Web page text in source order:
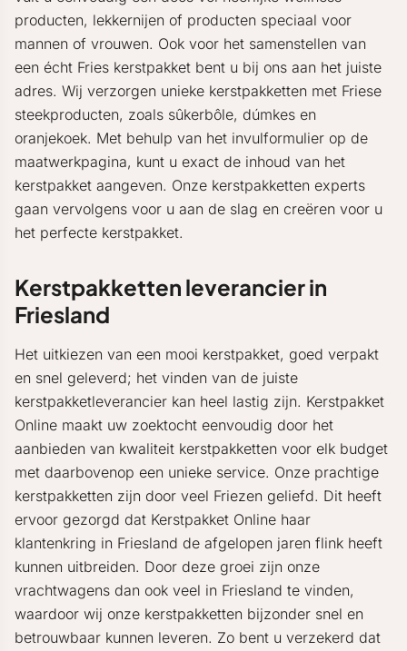
producten, lekkernijen of producten speciaal voor
mannen of vrouwen. Ook voor het samenstellen van
een écht Fries kerstpakket bent u bij ons aan het juiste
adres. Wij verzorgen unieke kerstpakketten met Friese
steekproducten, zoals sûkerbôle, dúmkes en
oranjekoek. Met behulp van het invulformulier op de
maatwerkpagina, kunt u exact de inhoud van het
kerstpakket aangeven. Onze kerstpakketten experts
gaan vervolgens voor u aan de slag en creëren voor u
het perfecte kerstpakket.
Kerstpakketten leverancier in
Friesland
Het uitkiezen van een mooi kerstpakket, goed verpakt
en snel geleverd; het vinden van de juiste
kerstpakketleverancier kan heel lastig zijn. Kerstpakket
Online maakt uw zoektocht eenvoudig door het
aanbieden van kwaliteit kerstpakketten voor elk budget
met daarbovenop een unieke service. Onze prachtige
kerstpakketten zijn door veel Friezen geliefd. Dit heeft
ervoor gezorgd dat Kerstpakket Online haar
klantenkring in Friesland de afgelopen jaren flink heeft
kunnen uitbreiden. Door deze groei zijn onze
vrachtwagens dan ook veel in Friesland te vinden,
waardoor wij onze kerstpakketten bijzonder snel en
betrouwbaar kunnen leveren. Zo bent u verzekerd dat